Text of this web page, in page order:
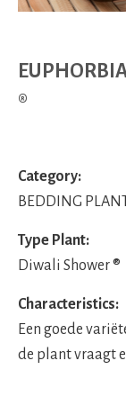
®
Category:
BEDDING
Type Plant:
Diwali Shower ®
Characteristics:
Een goede
de plant vraagt